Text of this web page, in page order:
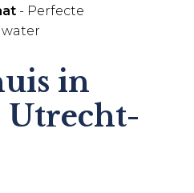
- Perfecte
in
Utrecht-